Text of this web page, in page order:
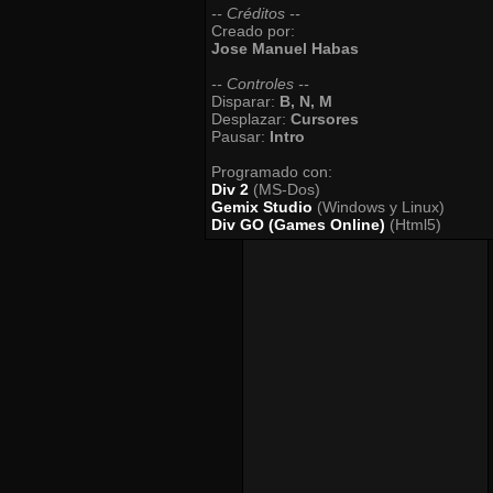
-- Créditos --
Creado por:
Jose Manuel Habas
-- Controles --
Disparar: B, N, M
Desplazar: Cursores
Pausar: Intro
Programado con:
Div 2 (MS-Dos)
Gemix Studio (Windows y Linux)
Div GO (Games Online) (Html5)